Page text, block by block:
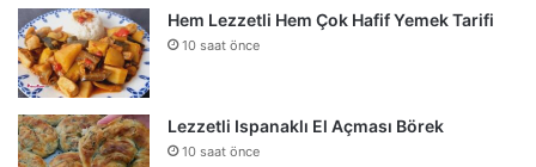
Hem Lezzetli Hem Çok Hafif Yemek Tarifi
10 saat önce
Lezzetli Ispanaklı El Açması Börek
10 saat önce